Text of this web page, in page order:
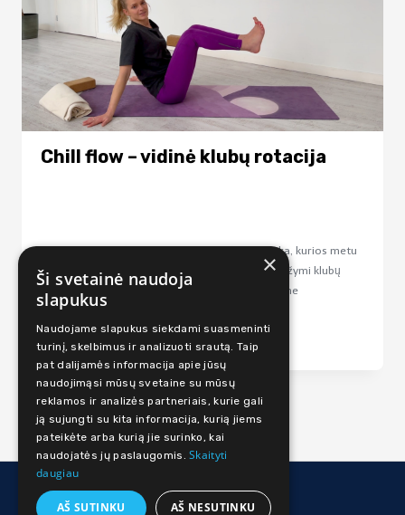
Chill flow – vidinė klubų rotacija
Chill flow - vidinė klubų riotacija, tai lėta pamoka, kurios metu
sustiprinsime klubus sukant juos į vidų. Joga pasižymi klubų
sukimu į išore, tad tam, kad sukurti balansą turime
praktikuoti...
Lengvas virš 45 min
© 2026 Judi Online
×
Ši svetainė naudoja
slapukus
Naudojame slapukus siekdami suasmeninti
turinį, skelbimus ir analizuoti srautą. Taip
pat dalijamės informacija apie jūsų
naudojimąsi mūsų svetaine su mūsų
reklamos ir analizės partneriais, kurie gali
ją sujungti su kita informacija, kurią jiems
pateikėte arba kurią jie surinko, kai
naudojatės jų paslaugomis.Skaityti
daugiau
AŠ SUTINKU AŠ NESUTINKU